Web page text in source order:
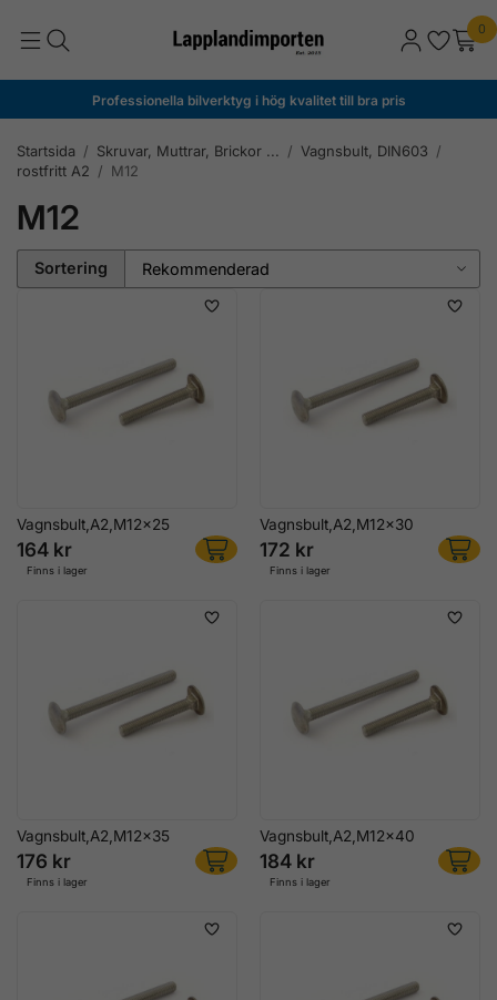
0
Professionella bilverktyg i hög kvalitet till bra pris
Startsida / Skruvar, Muttrar, Brickor ... / Vagnsbult, DIN603 /
rostfritt A2 / M12
M12
Sortering
Vagnsbult,A2,M12x25
164 kr
Finns i lager
Vagnsbult,A2,M12x30
172 kr
Finns i lager
Vagnsbult,A2,M12x35
176 kr
Finns i lager
Vagnsbult,A2,M12x40
184 kr
Finns i lager